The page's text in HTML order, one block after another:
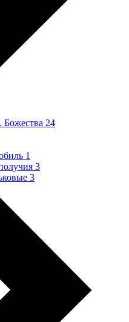
24
1
3
3